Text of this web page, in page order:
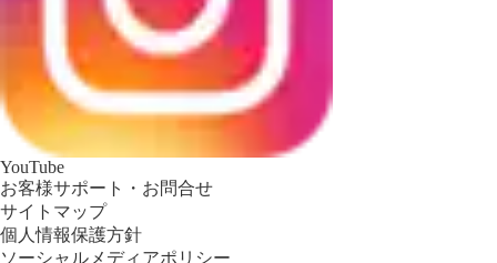
YouTube
お客様サポート・お問合せ
サイトマップ
個人情報保護方針
ソーシャルメディアポリシー